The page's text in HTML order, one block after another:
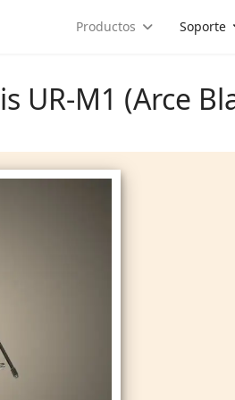
Productos Soporte
UR-M1 (Arce